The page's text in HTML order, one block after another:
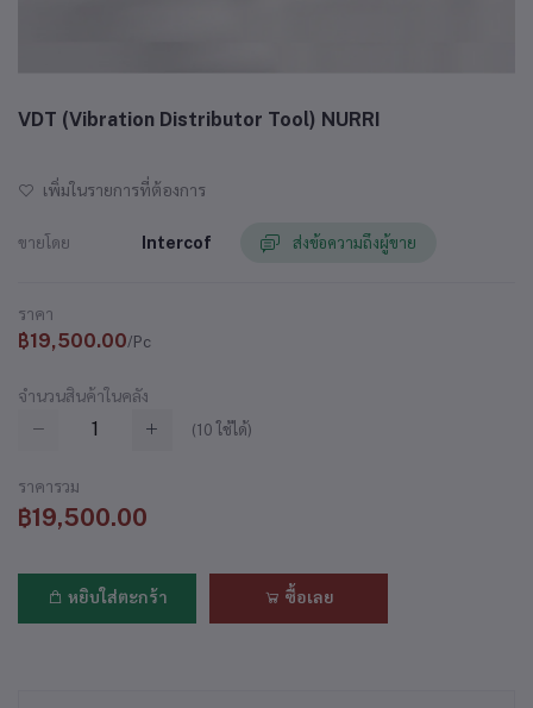
VDT (Vibration Distributor Tool) NURRI
เพิ่มในรายการที่ต้องการ
ขายโดย Intercof ส่งข้อความถึงผู้ขาย
ราคา
฿19,500.00/Pc
จำนวนสินค้าในคลัง
(10 ใช้ได้)
ราคารวม
฿19,500.00
หยิบใส่ตะกร้า ซื้อเลย